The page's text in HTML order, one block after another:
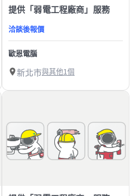
提供「弱電工程廠商」服務
洽談後報價
歐恩電腦
新北市與其他1個